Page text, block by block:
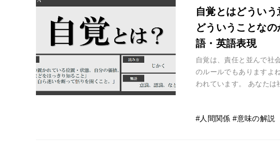
自覚とはどうい
どういうことな
語・英語表現
自覚は、責任と並んで社
のルールでもありますよ
われています。 あなたは
人間関係 意味の解説